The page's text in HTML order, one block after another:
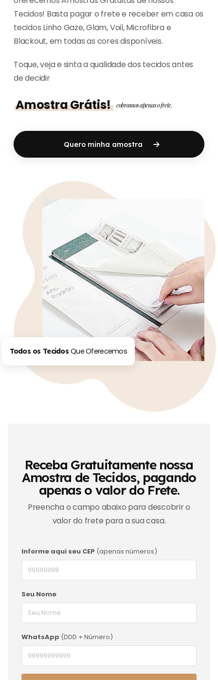
Tecidos! Basta pagar o frete e receber em casa os
tecidos Linho Gaze, Glam, Voil, Microfibra e
Blackout, em todas as cores disponíveis.
Toque, veja e sinta a qualidade dos tecidos antes
de decidir
Amostra Grátis! cobramos apenas o frete.
Quero minha amostra
Todos os Tecidos Que Oferecemos
Receba Gratuitamente nossa
Amostra de Tecidos, pagando
apenas o valor do Frete.
Preencha o campo abaixo para descobrir o
valor do frete para a sua casa.
Informe aqui seu CEP (apenas números)
Seu Nome
WhatsApp (DDD + Número)